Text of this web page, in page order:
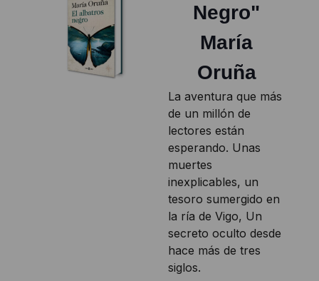
Negro"
María
Oruña
La aventura que más
de un millón de
lectores están
esperando. Unas
muertes
inexplicables, un
tesoro sumergido en
la ría de Vigo, Un
secreto oculto desde
hace más de tres
siglos.